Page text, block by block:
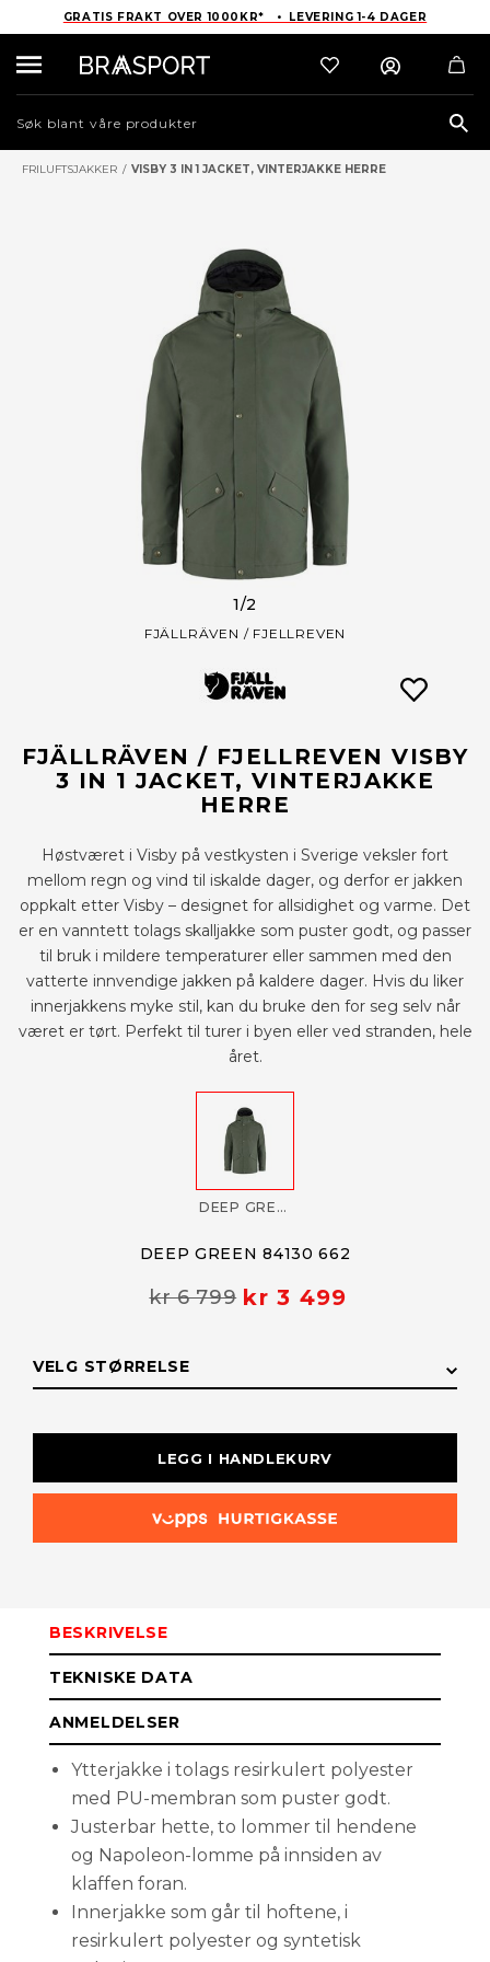
GRATIS FRAKT OVER 1000KR* • LEVERING 1-4 DAGER
FRILUFTSJAKKER / VISBY 3 IN 1 JACKET, VINTERJAKKE HERRE
1/2
FJÄLLRÄVEN / FJELLREVEN
FJÄLLRÄVEN / FJELLREVEN VISBY
3 IN 1 JACKET, VINTERJAKKE
HERRE
Høstværet i Visby på vestkysten i Sverige veksler fort
mellom regn og vind til iskalde dager, og derfor er jakken
oppkalt etter Visby – designet for allsidighet og varme. Det
er en vanntett tolags skalljakke som puster godt, og passer
til bruk i mildere temperaturer eller sammen med den
vatterte innvendige jakken på kaldere dager. Hvis du liker
innerjakkens myke stil, kan du bruke den for seg selv når
været er tørt. Perfekt til turer i byen eller ved stranden, hele
året.
DEEP GREEN 84130 662
DEEP GREEN 84130 662
kr 6 799 kr 3 499
VELG STØRRELSE
STØRRELSE LAGERSTATUS
LEGG I HANDLEKURV
BESKRIVELSE
TEKNISKE DATA
ANMELDELSER
Ytterjakke i tolags resirkulert polyester
med PU-membran som puster godt.
Justerbar hette, to lommer til hendene
og Napoleon-lomme på innsiden av
klaffen foran.
Innerjakke som går til hoftene, i
resirkulert polyester og syntetisk